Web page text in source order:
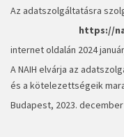
Az adatszolgáltatásra
https://
internet oldalán 2024
A NAIH elvárja az
és a kötelezettségeik
Budapest, 2023. december